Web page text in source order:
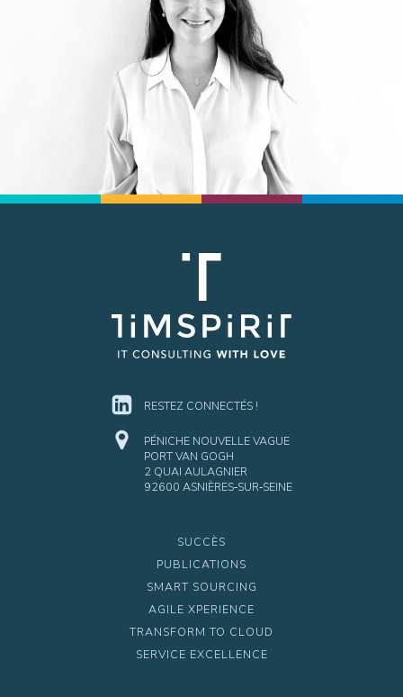
RESTEZ CONNECTÉS !
PÉNICHE NOUVELLE VAGUE
PORT VAN GOGH
2 QUAI AULAGNIER
92600 ASNIÈRES‑SUR‑SEINE
SUCCÈS
PUBLICATIONS
SMART SOURCING
AGILE XPERIENCE
TRANSFORM TO CLOUD
SERVICE EXCELLENCE